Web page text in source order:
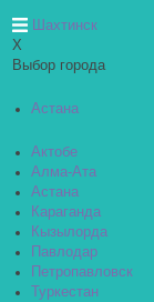
Шахтинск
X
Выбор города
Астана
Актобе
Алма-Ата
Астана
Караганда
Кызылорда
Павлодар
Петропавловск
Туркестан